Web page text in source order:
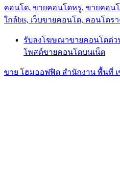
คอนโด, ขายคอนโดหรู, ขายคอน
ใกล้bts, เว็บขายคอนโด, คอนโดร
รับลงโฆษณาขายคอนโดด่ว
โพสต์ขายคอนโดบนเน็ต
ขาย โฮมออฟฟิต สำนักงาน พื้นที่ เ